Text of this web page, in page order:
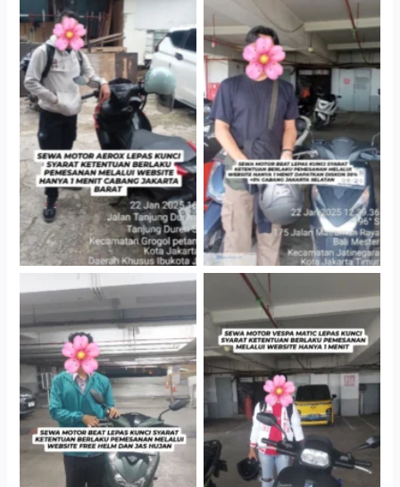
Cabang Jakarta Barat
Cityplaza Jatinegara
Gedung Parkir P6A
Cityplaza Jatinegara
Gedung Parkir P6A
Cityplaza Jatinegara
Gedung Parkir P6A